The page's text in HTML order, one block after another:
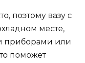
поэтому вазу с
месте,
приборами или
поможет